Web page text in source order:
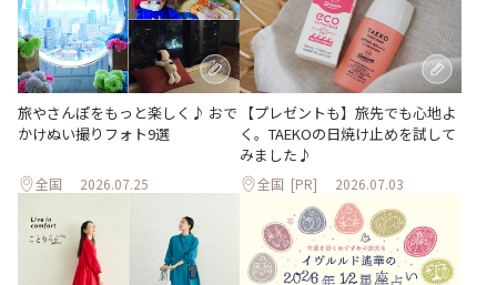
旅やさんぽをもっと楽しく♪ おで
かけぬい撮りフォト9選
全国 2026.07.25
【プレゼントも】旅先でも心地よ
く。TAEKOの日焼け止めを試して
みました♪
全国 [PR] 2026.07.03